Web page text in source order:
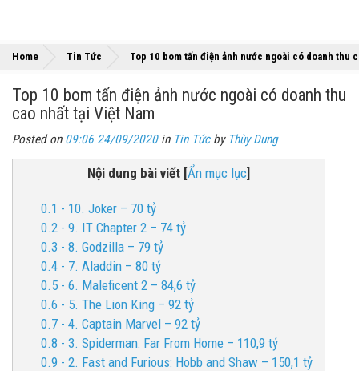
Home Tin Tức Top 10 bom tấn điện ảnh nước ngoài có doanh thu
Top 10 bom tấn điện ảnh nước ngoài có doanh thu
cao nhất tại Việt Nam
Posted on 09:06 24/09/2020in Tin Tứcby Thùy Dung
Nội dung bài viết [Ẩn mục lục]
0.1 - 10. Joker – 70 tỷ
0.2 - 9. IT Chapter 2 – 74 tỷ
0.3 - 8. Godzilla – 79 tỷ
0.4 - 7. Aladdin – 80 tỷ
0.5 - 6. Maleficent 2 – 84,6 tỷ
0.6 - 5. The Lion King – 92 tỷ
0.7 - 4. Captain Marvel – 92 tỷ
0.8 - 3. Spiderman: Far From Home – 110,9 tỷ
0.9 - 2. Fast and Furious: Hobb and Shaw – 150,1 tỷ